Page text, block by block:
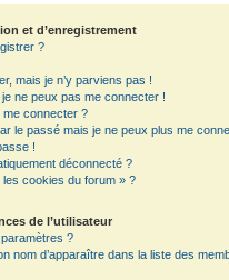
et d’enregistrement
?
mais je n’y parviens pas !
ne peux pas me connecter !
me connecter ?
le passé mais je ne peux plus me
!
déconnecté ?
cookies du forum » ?
de l’utilisateur
?
nom d’apparaître dans la liste des